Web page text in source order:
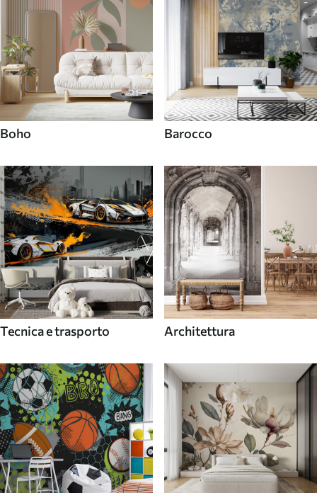
Boho Barocco
Tecnica e trasporto Architettura